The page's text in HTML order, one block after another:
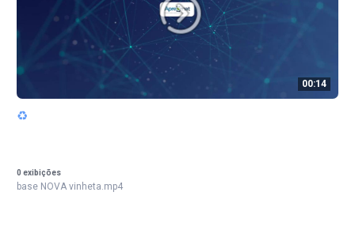
00:14
♻
0 exibições
base NOVA vinheta.mp4